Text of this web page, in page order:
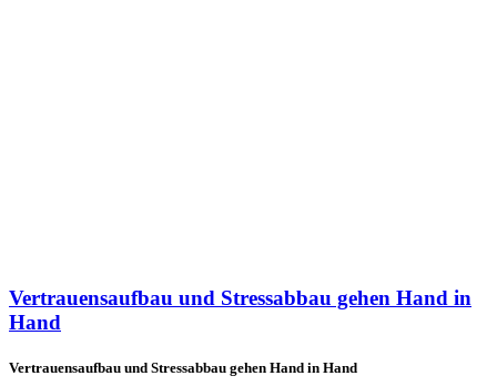
Vertrauensaufbau und Stressabbau gehen Hand in
Hand
Vertrauensaufbau und Stressabbau gehen Hand in Hand